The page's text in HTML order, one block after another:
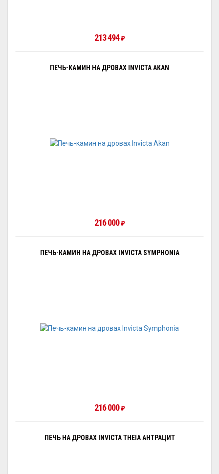
213 494₽
ПЕЧЬ-КАМИН НА ДРОВАХ INVICTA AKAN
216 000₽
ПЕЧЬ-КАМИН НА ДРОВАХ INVICTA SYMPHONIA
216 000₽
ПЕЧЬ НА ДРОВАХ INVICTA THEIA АНТРАЦИТ